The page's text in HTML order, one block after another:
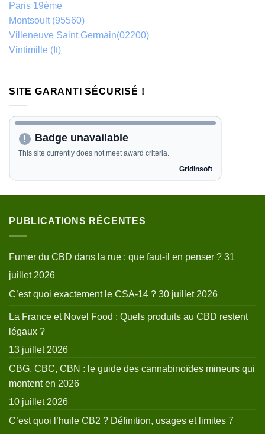
Paris 19ème
Montsoult (95560)
Villeneuve Saint Germain(02200)
Vintimille (It)
SITE GARANTI SÉCURISÉ !
PUBLICATIONS RÉCENTES
Fumer du CBD dans la rue : que faut-il en penser ? 31
juillet 2026
C’est quoi exactement le CSA-14 ? 30 juillet 2026
La France et Novel Food : Quels produits au CBD restent
légaux ?
13 juillet 2026
CBG, CBC, CBN : le guide des cannabinoïdes mineurs qui
montent en 2026
10 juillet 2026
C’est quoi l’huile CB2 ? Définition, usages et limites 7